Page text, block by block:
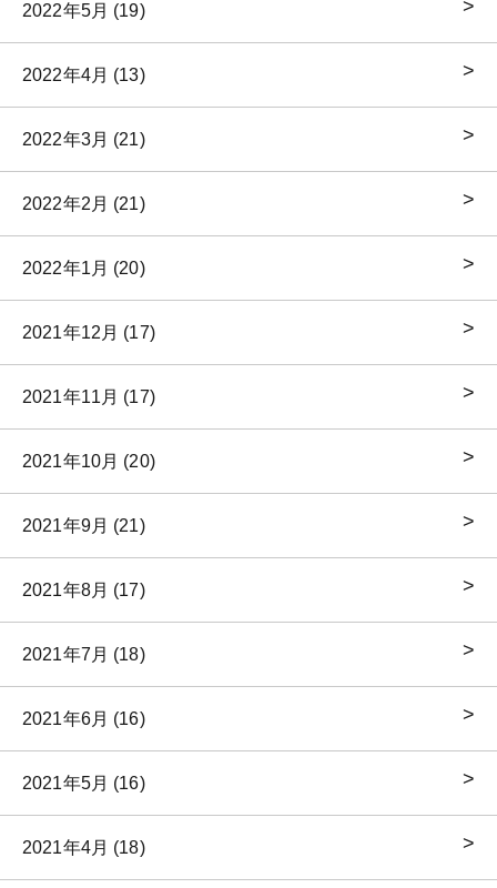
2022年5月 (19)
2022年4月 (13)
2022年3月 (21)
2022年2月 (21)
2022年1月 (20)
2021年12月 (17)
2021年11月 (17)
2021年10月 (20)
2021年9月 (21)
2021年8月 (17)
2021年7月 (18)
2021年6月 (16)
2021年5月 (16)
2021年4月 (18)